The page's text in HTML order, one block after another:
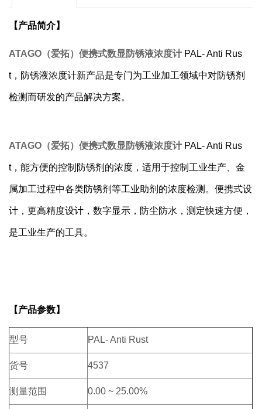
【产品简介】
ATAGO （爱拓）便携式数显防锈液浓度计 PAL- Anti Rus
t， 防锈液浓度计新产品是专门为工业加工领域中对防锈剂
检测而研发的产品解决方案。
ATAGO （爱拓）便携式数显防锈液浓度计 PAL- Anti Rus
t，能方便的控制防锈剂的浓度 ，适用于控制工业生产、金
属加工过程中各类防锈剂等工业助剂的浓度检测。便携式设
计，更高精度设计，数字显示，防尘防水，测定快速方便，
是工业生产的工具。
【产品参数】
型号 PAL- Anti Rust
货号 4537
测量范围 0.00~ 25.00%